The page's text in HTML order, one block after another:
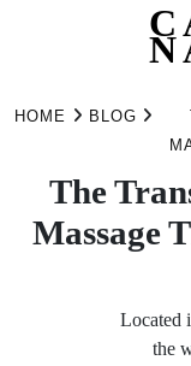
HOME BLOG
The
Massage
Located
the